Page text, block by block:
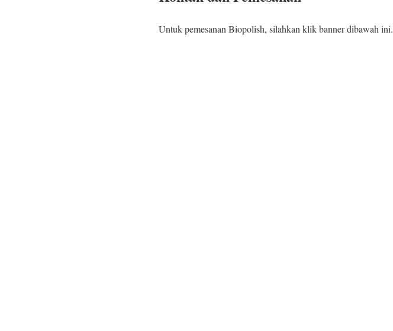
Untuk pemesanan Biopolish, silahkan klik banner dibawah ini.